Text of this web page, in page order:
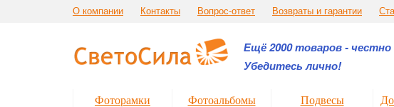
О компании Контакты Вопрос-ответ Возвраты и гарантии
Ещё 2000 товаров - честно
Убедитесь лично!
Фоторамки Фотоальбомы Подвесы